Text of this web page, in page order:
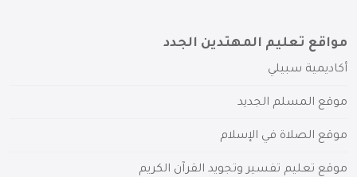
مواقع تعليم المهتدين الجدد
أكاديمية سبيلي
موقع المسلم الجديد
موقع الصلاة في الإسلام
موقع تعليم تفسير وتجويد القرآن الكريم